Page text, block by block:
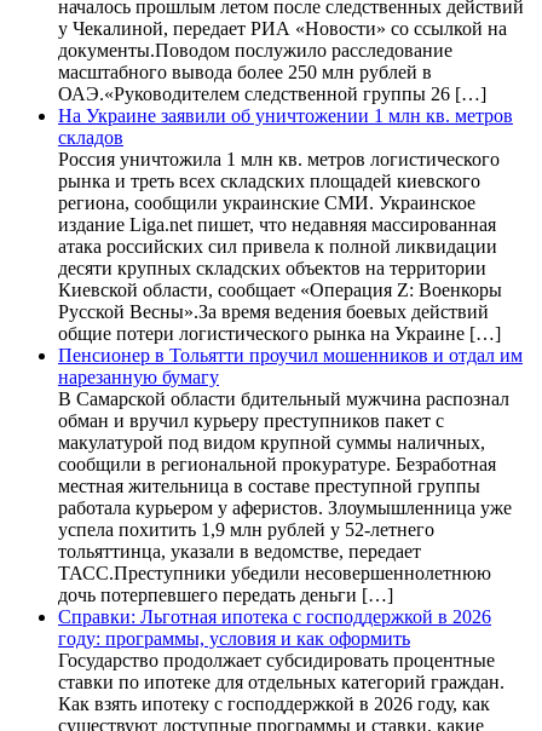
началось прошлым летом после следственных действий
у Чекалиной, передает РИА «Новости» со ссылкой на
документы.Поводом послужило расследование
масштабного вывода более 250 млн рублей в
ОАЭ.«Руководителем следственной группы 26 […]
На Украине заявили об уничтожении 1 млн кв. метров
складов
Россия уничтожила 1 млн кв. метров логистического
рынка и треть всех складских площадей киевского
региона, сообщили украинские СМИ. Украинское
издание Liga.net пишет, что недавняя массированная
атака российских сил привела к полной ликвидации
десяти крупных складских объектов на территории
Киевской области, сообщает «Операция Z: Военкоры
Русской Весны».За время ведения боевых действий
общие потери логистического рынка на Украине […]
Пенсионер в Тольятти проучил мошенников и отдал им
нарезанную бумагу
В Самарской области бдительный мужчина распознал
обман и вручил курьеру преступников пакет с
макулатурой под видом крупной суммы наличных,
сообщили в региональной прокуратуре. Безработная
местная жительница в составе преступной группы
работала курьером у аферистов. Злоумышленница уже
успела похитить 1,9 млн рублей у 52-летнего
тольяттинца, указали в ведомстве, передает
ТАСС.Преступники убедили несовершеннолетнюю
дочь потерпевшего передать деньги […]
Справки: Льготная ипотека с господдержкой в 2026
году: программы, условия и как оформить
Государство продолжает субсидировать процентные
ставки по ипотеке для отдельных категорий граждан.
Как взять ипотеку с господдержкой в 2026 году, как
существуют доступные программы и ставки, какие